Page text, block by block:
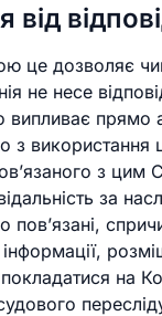
від
це дозволяє
не несе
випливає прямо
з використання
з цим
за
на